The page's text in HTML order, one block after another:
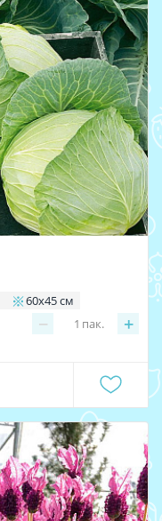
60х45 см
− +
1 пак.